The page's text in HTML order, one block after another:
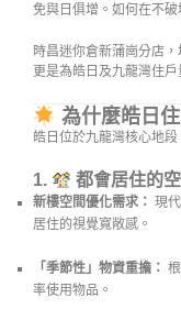
免與日俱增。如何在不
時昌迷你倉新蒲崗分店
更是為皓日及九龍灣住
為什麼皓日
皓日位於九龍灣核心地
1. 都會居住的
新樓空間優化需求： 現
居住的視覺寬敞感。
「季節性」物資重擔：
率使用物品。